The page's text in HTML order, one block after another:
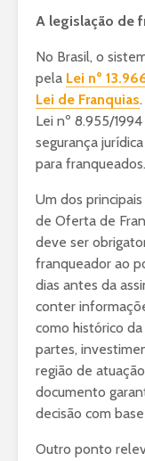
A legislação de
No Brasil, o
pela Lei nº
Lei de Franquias
Lei nº 8.955/
segurança
para franqueados.
Um dos
de Oferta de
deve ser
franqueador ao
dias antes da
conter
como histórico
partes,
região de
documento
decisão com
Outro ponto